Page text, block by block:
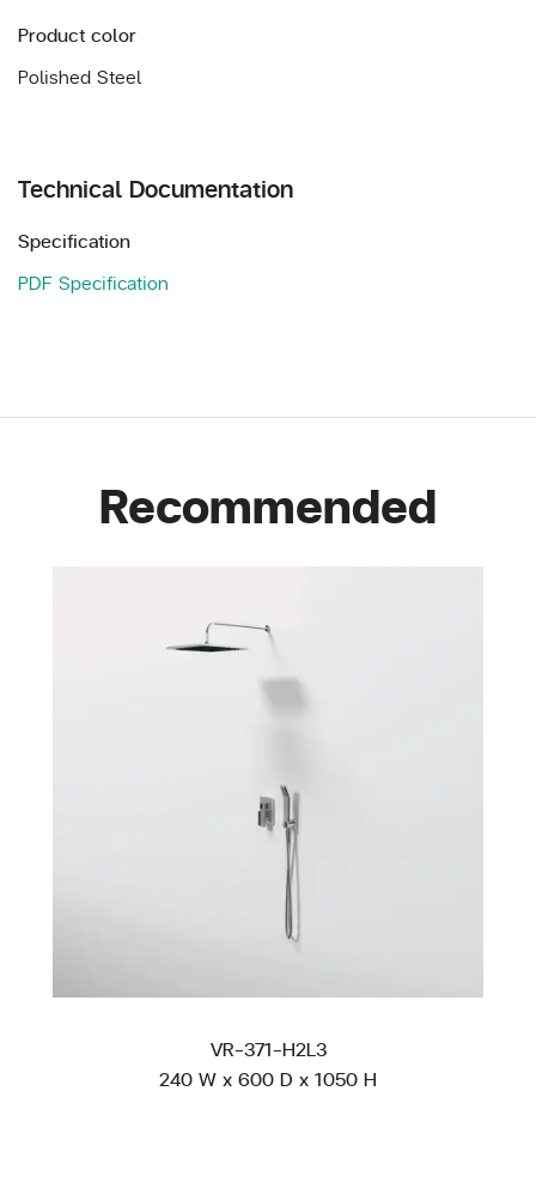
Product color
Polished Steel
Technical Documentation
Specification
PDF Specification
Recommended
VR-371-H2L3
240 W x 600 D x 1050 H